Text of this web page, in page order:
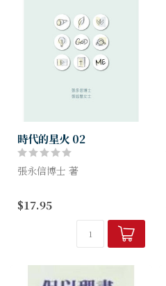
時代的星火 02
張永信博士 著
此乃下冊。下冊除了由張永信
博士執筆外，更邀請其女兒張
述慧女士撰寫其中一個篇章。
$17.95